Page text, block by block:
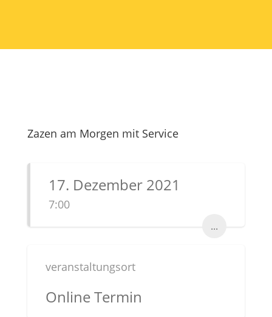
Zazen am Morgen mit Service
17. Dezember 2021
7:00
...
veranstaltungsort
Online Termin